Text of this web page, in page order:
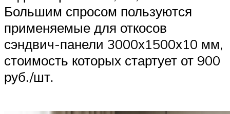
Большим спросом пользуются
применяемые для откосов
сэндвич-панели 3000х1500х10 мм,
стоимость которых стартует от 900
руб./шт.